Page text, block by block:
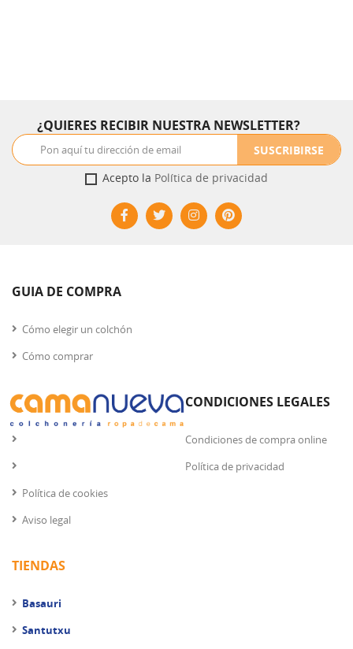
¿QUIERES RECIBIR NUESTRA NEWSLETTER?
SUSCRIBIRSE
Acepto la Política de privacidad
GUIA DE COMPRA
Cómo elegir un colchón
Cómo comprar
CONDICIONES LEGALES
Condiciones de compra online
Política de privacidad
Política de cookies
Aviso legal
TIENDAS
Basauri
Santutxu